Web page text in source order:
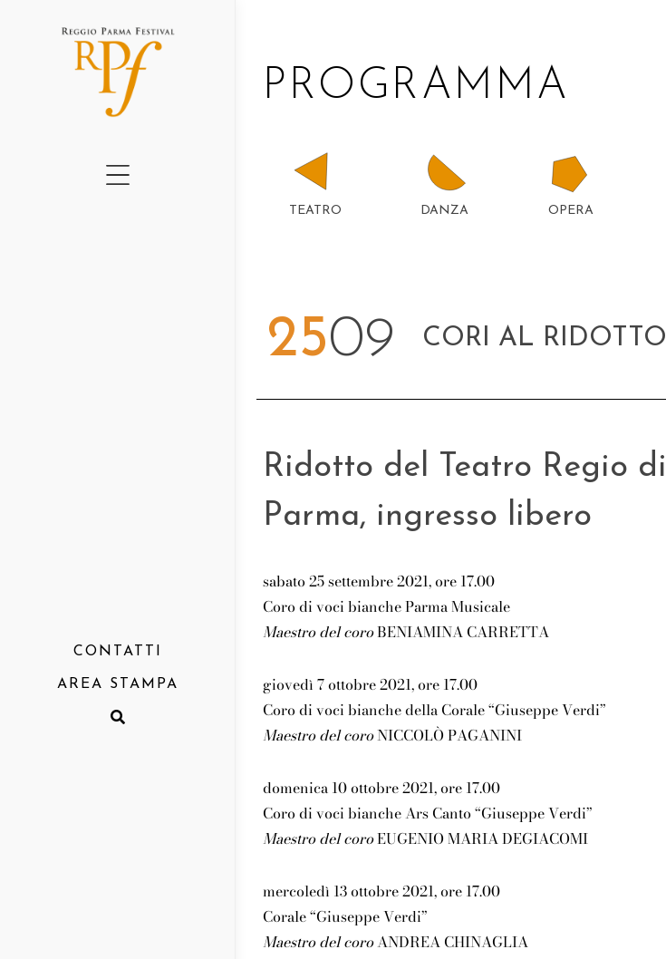
CARTELLONE 2026
GRADUS I ED.
QUADERNI RPF
NEWS
CONTATTI
AREA STAMPA
Comunicati
PROGRAMMA
TEATRO DANZA OPERA
2509 CORI AL RIDOTTO
Ridotto del Teatro Regio di
Parma, ingresso libero
sabato 25 settembre 2021, ore 17.00
Coro di voci bianche Parma Musicale
Maestro del coroBENIAMINA CARRETTA
giovedì 7 ottobre 2021, ore 17.00
Coro di voci bianche della Corale “Giuseppe Verdi”
Maestro del coroNICCOLÒ PAGANINI
domenica 10 ottobre 2021, ore 17.00
Coro di voci bianche Ars Canto “Giuseppe Verdi”
Maestro del coroEUGENIO MARIA DEGIACOMI
mercoledì 13 ottobre 2021, ore 17.00
Corale “Giuseppe Verdi”
Maestro del coroANDREA CHINAGLIA